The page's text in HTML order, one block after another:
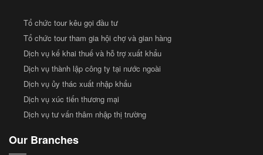
Tổ chức tour kêu gọi đầu tư
Tổ chức tour tham gia hội chợ và gian hàng
Dịch vụ kế khai thuế và hỗ trợ xuất khẩu
Dịch vụ thành lập công ty tại nước ngoài
Dịch vụ ủy thác xuất nhập khẩu
Dịch vụ xúc tiến thương mại
Dịch vụ tư vấn thâm nhập thị trường
Our Branches